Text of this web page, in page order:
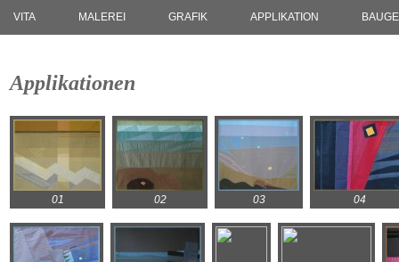
VITA MALEREI GRAFIK APPLIKATION
Applikationen
01 02 03 04